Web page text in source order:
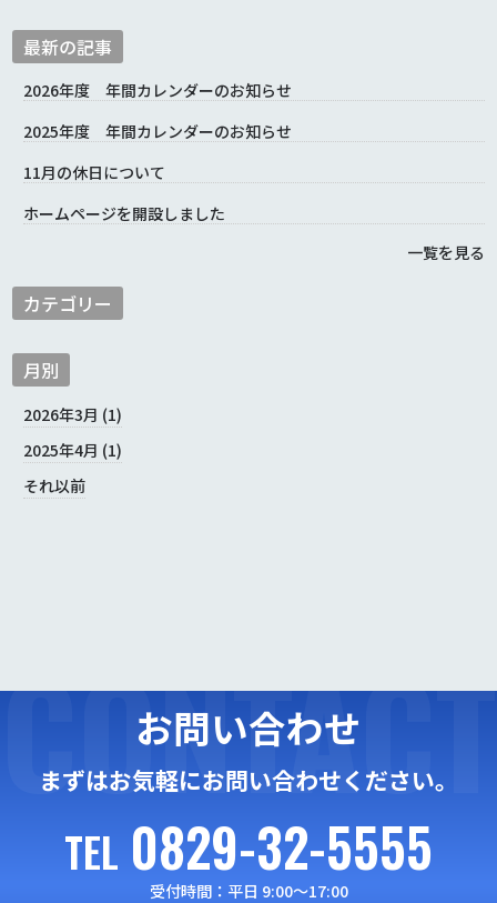
最新の記事
2026年度 年間カレンダーのお知らせ
2025年度 年間カレンダーのお知らせ
11月の休日について
ホームページを開設しました
一覧を見る
カテゴリー
月別
2026年3月 (1)
2025年4月 (1)
それ以前
CONTACT
お問い合わせ
まずはお気軽にお問い合わせください。
TEL 0829-32-5555
受付時間：平日 9:00〜17:00